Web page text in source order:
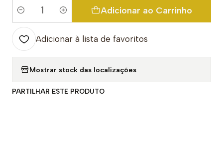
Quantidade
Adicionar ao Carrinho
Adicionar à lista de favoritos
Mostrar stock das localizações
PARTILHAR ESTE PRODUTO